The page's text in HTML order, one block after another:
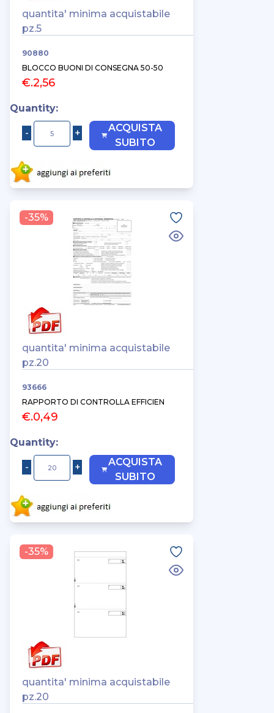
quantita' minima acquistabile
pz.5
90880
BLOCCO BUONI DI CONSEGNA 50-50
€.2,56
Quantity:
ACQUISTA
SUBITO
quantita' minima acquistabile
pz.20
93666
RAPPORTO DI CONTROLLA EFFICIEN
€.0,49
Quantity:
ACQUISTA
SUBITO
-35%
quantita' minima acquistabile
pz.20
-35%